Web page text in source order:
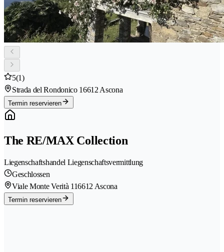
5(1)
Strada del Rondonico 16612 Ascona
Termin reservieren
The RE/MAX Collection
Liegenschaftshandel Liegenschaftsvermittlung
Geschlossen
Viale Monte Verità 116612 Ascona
Termin reservieren